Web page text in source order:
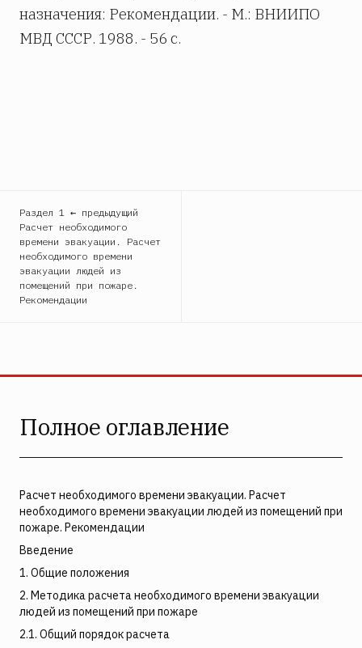
назначения: Рекомендации. - М.: ВНИИПО
МВД СССР. 1988. - 56 с.
Раздел 1 ← предыдущий
Расчет необходимого
времени эвакуации. Расчет
необходимого времени
эвакуации людей из
помещений при пожаре.
Рекомендации
Полное оглавление
Расчет необходимого времени эвакуации. Расчет
необходимого времени эвакуации людей из помещений при
пожаре. Рекомендации
Введение
1. Общие положения
2. Методика расчета необходимого времени эвакуации
людей из помещений при пожаре
2.1. Общий порядок расчета